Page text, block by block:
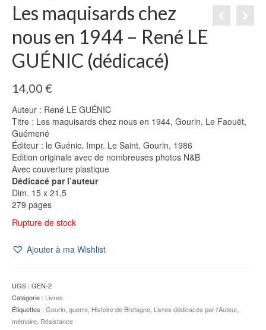
Les maquisards chez
nous en 1944 – René LE
GUÉNIC (dédicacé)
14,00 €
Auteur : René LE GUÉNIC
Titre : Les maquisards chez nous en 1944, Gourin, Le Faouët,
Guémené
Éditeur : le Guénic, Impr. Le Saint, Gourin, 1986
Edition originale avec de nombreuses photos N&B
Avec couverture plastique
Dédicacé par l’auteur
Dim. 15 x 21,5
279 pages
Rupture de stock
Ajouter à ma Wishlist
UGS : GEN-2
Catégorie : Livres
Étiquettes : Gourin, guerre, Histoire de Bretagne, Livres dédicacés par l'Auteur,
mémoire, Résistance